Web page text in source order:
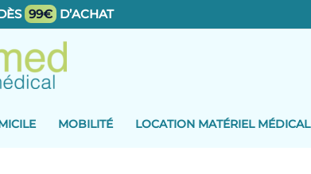
99€ D’ACHAT
MOBILITÉ LOCATION MATÉRIEL MÉDICAL